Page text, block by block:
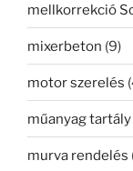
mellkorrekció
mixerbeton (9)
motor szerelés
műanyag tartály
murva rendelés